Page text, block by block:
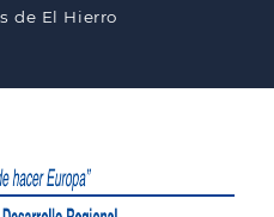
de El Hierro